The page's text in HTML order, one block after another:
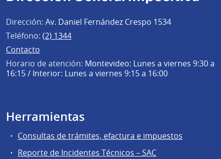
Dirección: Av. Daniel Fernández Crespo 1534
Teléfono: (2) 1344
Contacto
Horario de atención: Montevideo: Lunes a viernes 9:30 a
16:15 / Interior: Lunes a viernes 9:15 a 16:00
Herramientas
Consultas de trámites, efactura e impuestos
Reporte de Incidentes Técnicos – SAC